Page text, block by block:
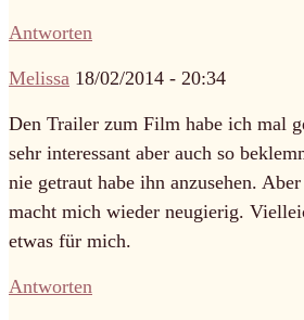
Antworten
Melissa 18/02/2014 - 20:34
Den Trailer zum Film habe ich mal
sehr interessant aber auch so
nie getraut habe ihn anzusehen.
macht mich wieder neugierig.
etwas für mich.
Antworten